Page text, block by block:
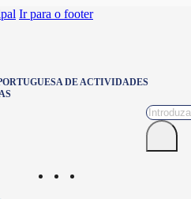
Ir para o footer
DE ACTIVIDADES
Pesquisar